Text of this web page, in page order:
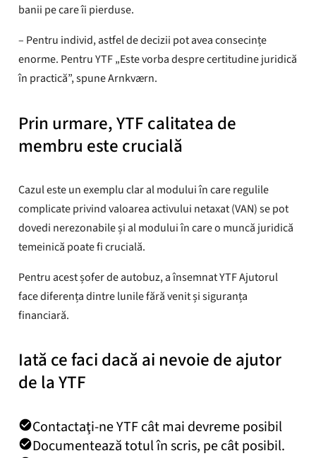
banii pe care îi pierduse.
– Pentru individ, astfel de decizii pot avea consecințe
enorme. Pentru YTF „Este vorba despre certitudine juridică
în practică”, spune Arnkværn.
Prin urmare, YTF calitatea de
membru este crucială
Cazul este un exemplu clar al modului în care regulile
complicate privind valoarea activului netaxat (VAN) se pot
dovedi nerezonabile și al modului în care o muncă juridică
temeinică poate fi crucială.
Pentru acest șofer de autobuz, a însemnat YTF Ajutorul
face diferența dintre lunile fără venit și siguranța
financiară.
Iată ce faci dacă ai nevoie de ajutor
de la YTF
Contactaţi-ne YTF cât mai devreme posibil
Documentează totul în scris, pe cât posibil.